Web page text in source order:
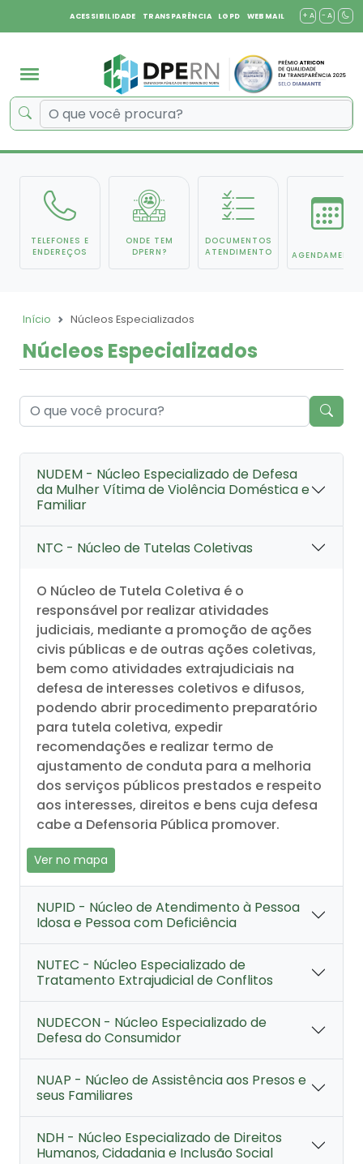
ACESSIBILIDADE TRANSPARÊNCIA LGPD WEBMAIL + A - A
TELEFONES E
ENDEREÇOS
ONDE TEM
DPERN?
DOCUMENTOS
ATENDIMENTO
AGENDAMENTO
Início Núcleos Especializados
Núcleos Especializados
NUDEM - Núcleo Especializado de Defesa
da Mulher Vítima de Violência Doméstica e
Familiar
NTC - Núcleo de Tutelas Coletivas
O Núcleo de Tutela Coletiva é o
responsável por realizar atividades
judiciais, mediante a promoção de ações
civis públicas e de outras ações coletivas,
bem como atividades extrajudiciais na
defesa de interesses coletivos e difusos,
podendo abrir procedimento preparatório
para tutela coletiva, expedir
recomendações e realizar termo de
ajustamento de conduta para a melhoria
dos serviços públicos prestados e respeito
aos interesses, direitos e bens cuja defesa
cabe a Defensoria Pública promover.
Ver no mapa
NUPID - Núcleo de Atendimento à Pessoa
Idosa e Pessoa com Deficiência
NUTEC - Núcleo Especializado de
Tratamento Extrajudicial de Conflitos
NUDECON - Núcleo Especializado de
Defesa do Consumidor
NUAP - Núcleo de Assistência aos Presos e
seus Familiares
NDH - Núcleo Especializado de Direitos
Humanos, Cidadania e Inclusão Social